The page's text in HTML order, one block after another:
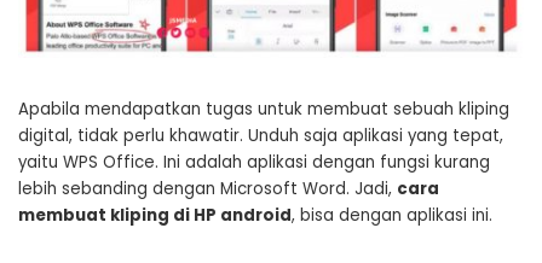
Apabila mendapatkan tugas untuk membuat sebuah kliping
digital, tidak perlu khawatir. Unduh saja aplikasi yang tepat,
yaitu WPS Office. Ini adalah aplikasi dengan fungsi kurang
lebih sebanding dengan Microsoft Word. Jadi, cara
membuat kliping di HP android, bisa dengan aplikasi ini.